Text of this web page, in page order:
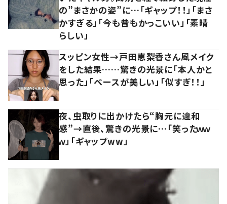
の”まさかの姿”に…「ギャップ！！」「まさ
かすぎる」「今も昔もかっこいい」「素晴
らしい」
スッピン女性→戸田恵梨香さん風メイク
をした結果……驚きの光景に「本人かと
思った」「ベースが美しい」「似すぎ！！」
夜、虫取りに出かけたら“胸元に違和
感”→直後、驚きの光景に…「笑ったｗｗ
ｗ」「ギャップww」